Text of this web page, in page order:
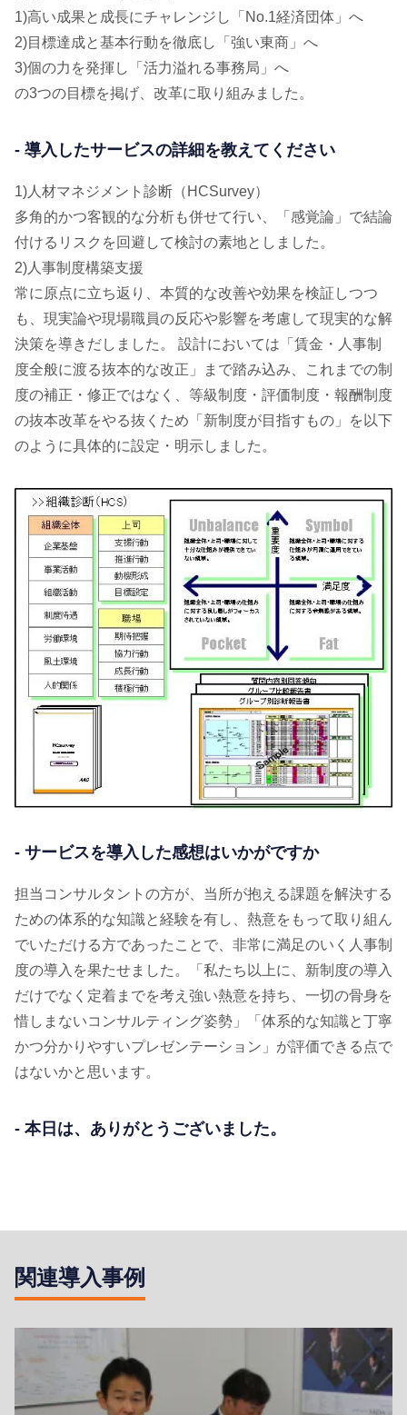
1)高い成果と成長にチャレンジし「No.1経済団体」へ
2)目標達成と基本行動を徹底し「強い東商」へ
3)個の力を発揮し「活力溢れる事務局」へ
の3つの目標を掲げ、改革に取り組みました。
- 導入したサービスの詳細を教えてください
1)人材マネジメント診断（HCSurvey）
多角的かつ客観的な分析も併せて行い、「感覚論」で結論
付けるリスクを回避して検討の素地としました。
2)人事制度構築支援
常に原点に立ち返り、本質的な改善や効果を検証しつつ
も、現実論や現場職員の反応や影響を考慮して現実的な解
決策を導きだしました。 設計においては「賃金・人事制
度全般に渡る抜本的な改正」まで踏み込み、これまでの制
度の補正・修正ではなく、等級制度・評価制度・報酬制度
の抜本改革をやる抜くため「新制度が目指すもの」を以下
のように具体的に設定・明示しました。
- サービスを導入した感想はいかがですか
担当コンサルタントの方が、当所が抱える課題を解決する
ための体系的な知識と経験を有し、熱意をもって取り組ん
でいただける方であったことで、非常に満足のいく人事制
度の導入を果たせました。「私たち以上に、新制度の導入
だけでなく定着までを考え強い熱意を持ち、一切の骨身を
惜しまないコンサルティング姿勢」「体系的な知識と丁寧
かつ分かりやすいプレゼンテーション」が評価できる点で
はないかと思います。
- 本日は、ありがとうございました。
関連導入事例